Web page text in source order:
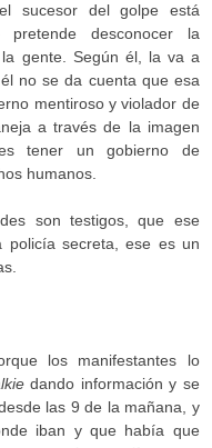
sucesor del golpe está
desconocer la
gente. Según él, la va a
no se da cuenta que esa
mentiroso y violador de
a través de la imagen
tener un gobierno de
humanos.
son testigos, que ese
policía secreta, ese es un
los manifestantes lo
dando información y se
las 9 de la mañana, y
iban y que había que